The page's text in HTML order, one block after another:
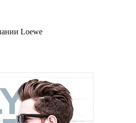
Loewe